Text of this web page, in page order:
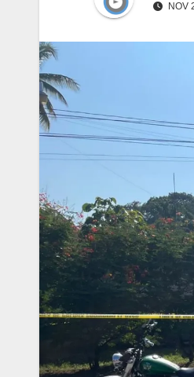
NOV